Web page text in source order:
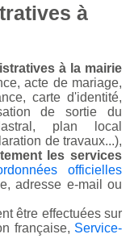
à
à la mairie
acte de mariage,
carte d'identité,
de sortie du
plan local
de travaux...),
les services
officielles
adresse e-mail ou
être effectuées sur
française, Service-